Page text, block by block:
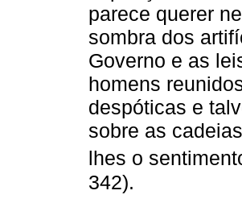
parece querer
sombra dos
Governo e as
homens
despóticas e
sobre as
lhes o
342).